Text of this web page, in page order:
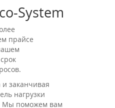
System
прайсе
заканчивая
нагрузки
Мы поможем вам